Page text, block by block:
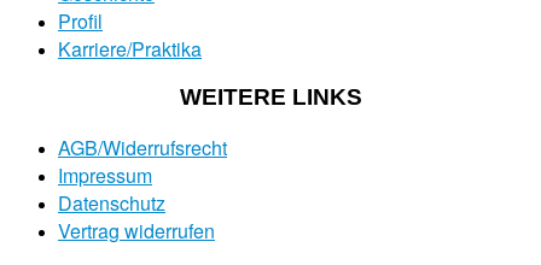
Profil
Karriere/Praktika
WEITERE LINKS
AGB/Widerrufsrecht
Impressum
Datenschutz
Vertrag widerrufen